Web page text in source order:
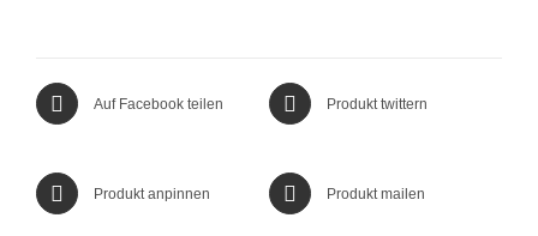
Auf Facebook teilen Produkt twittern
Produkt anpinnen Produkt mailen